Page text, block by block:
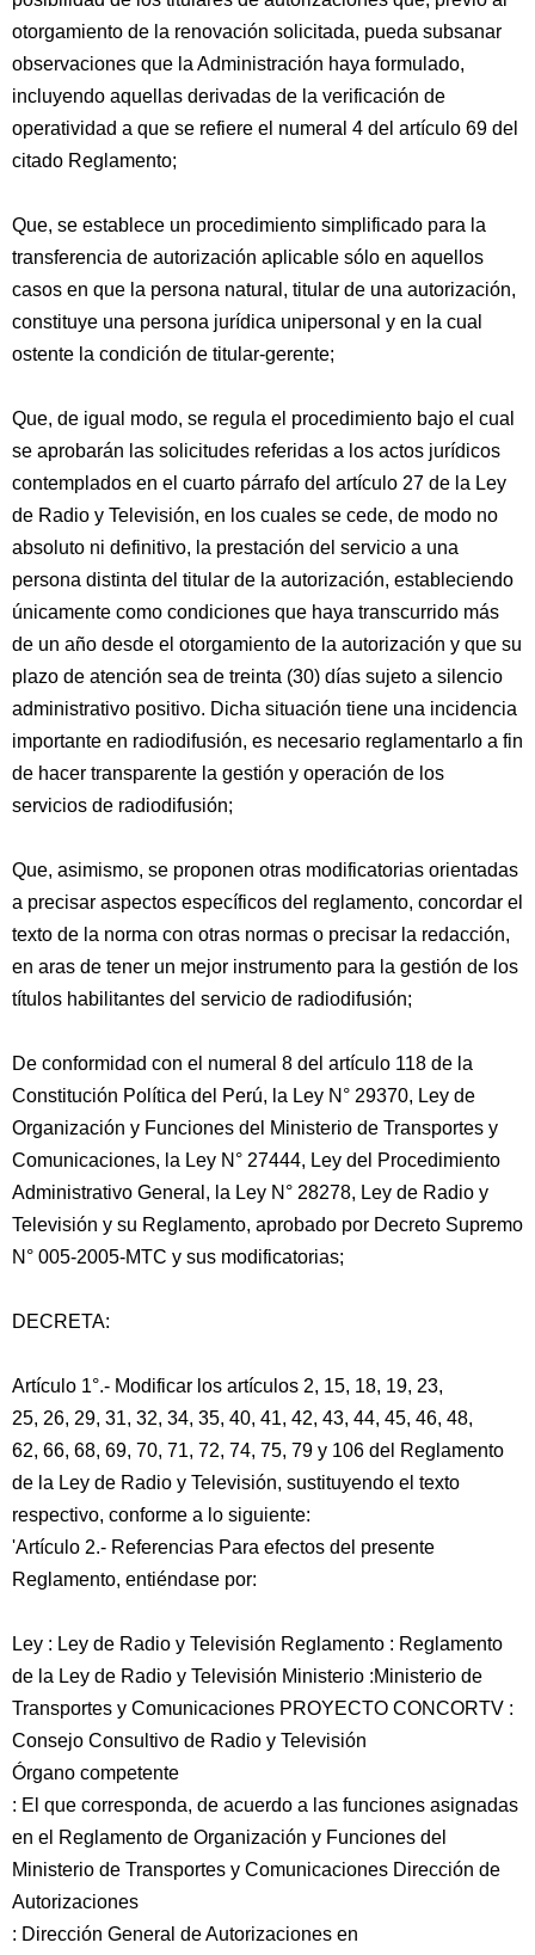
otorgamiento de la renovación solicitada, pueda subsanar
observaciones que la Administración haya formulado,
incluyendo aquellas derivadas de la verificación de
operatividad a que se refiere el numeral 4 del artículo 69 del
citado Reglamento;
Que, se establece un procedimiento simplificado para la
transferencia de autorización aplicable sólo en aquellos
casos en que la persona natural, titular de una autorización,
constituye una persona jurídica unipersonal y en la cual
ostente la condición de titular-gerente;
Que, de igual modo, se regula el procedimiento bajo el cual
se aprobarán las solicitudes referidas a los actos jurídicos
contemplados en el cuarto párrafo del artículo 27 de la Ley
de Radio y Televisión, en los cuales se cede, de modo no
absoluto ni definitivo, la prestación del servicio a una
persona distinta del titular de la autorización, estableciendo
únicamente como condiciones que haya transcurrido más
de un año desde el otorgamiento de la autorización y que su
plazo de atención sea de treinta (30) días sujeto a silencio
administrativo positivo. Dicha situación tiene una incidencia
importante en radiodifusión, es necesario reglamentarlo a fin
de hacer transparente la gestión y operación de los
servicios de radiodifusión;
Que, asimismo, se proponen otras modificatorias orientadas
a precisar aspectos específicos del reglamento, concordar el
texto de la norma con otras normas o precisar la redacción,
en aras de tener un mejor instrumento para la gestión de los
títulos habilitantes del servicio de radiodifusión;
De conformidad con el numeral 8 del artículo 118 de la
Constitución Política del Perú, la Ley N° 29370, Ley de
Organización y Funciones del Ministerio de Transportes y
Comunicaciones, la Ley N° 27444, Ley del Procedimiento
Administrativo General, la Ley N° 28278, Ley de Radio y
Televisión y su Reglamento, aprobado por Decreto Supremo
N° 005-2005-MTC y sus modificatorias;
DECRETA:
Artículo 1°.- Modificar los artículos 2, 15, 18, 19, 23,
25, 26, 29, 31, 32, 34, 35, 40, 41, 42, 43, 44, 45, 46, 48,
62, 66, 68, 69, 70, 71, 72, 74, 75, 79 y 106 del Reglamento
de la Ley de Radio y Televisión, sustituyendo el texto
respectivo, conforme a lo siguiente:
'Artículo 2.- Referencias Para efectos del presente
Reglamento, entiéndase por:
Ley : Ley de Radio y Televisión Reglamento : Reglamento
de la Ley de Radio y Televisión Ministerio :Ministerio de
Transportes y Comunicaciones PROYECTO CONCORTV :
Consejo Consultivo de Radio y Televisión
Órgano competente
: El que corresponda, de acuerdo a las funciones asignadas
en el Reglamento de Organización y Funciones del
Ministerio de Transportes y Comunicaciones Dirección de
Autorizaciones
: Dirección General de Autorizaciones en